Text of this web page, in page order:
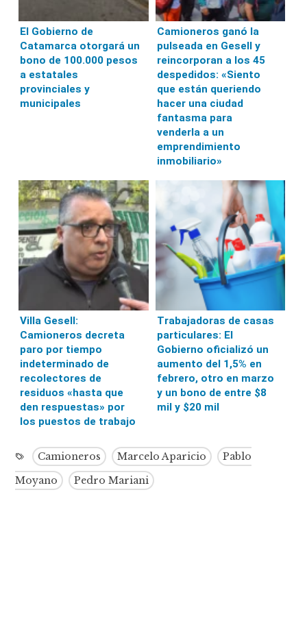
El Gobierno de
Catamarca otorgará un
bono de 100.000 pesos
a estatales
provinciales y
municipales
Camioneros ganó la
pulseada en Gesell y
reincorporan a los 45
despedidos: «Siento
que están queriendo
hacer una ciudad
fantasma para
venderla a un
emprendimiento
inmobiliario»
Villa Gesell:
Camioneros decreta
paro por tiempo
indeterminado de
recolectores de
residuos «hasta que
den respuestas» por
los puestos de trabajo
Trabajadoras de casas
particulares: El
Gobierno oficializó un
aumento del 1,5% en
febrero, otro en marzo
y un bono de entre $8
mil y $20 mil
Camioneros Marcelo Aparicio
Pablo
Moyano
Pedro Mariani